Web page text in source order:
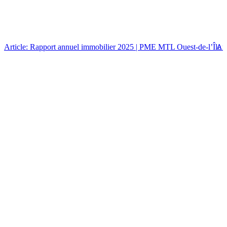
Article: Rapport annuel immobilier 2025 | PME MTL Ouest-de-l’Île